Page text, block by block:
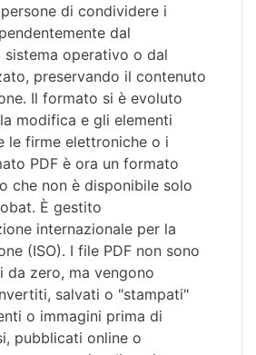
di condividere i
dal
operativo o dal
preservando il contenuto
Il formato si è evoluto
modifica e gli elementi
le firme elettroniche o i
PDF è ora un formato
che non è disponibile solo
È gestito
internazionale per la
(ISO). I file PDF non sono
da zero, ma vengono
salvati o "stampati"
o immagini prima di
pubblicati online o